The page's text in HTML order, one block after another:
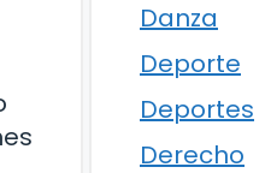
Danza
Deporte
Deportes
Derecho